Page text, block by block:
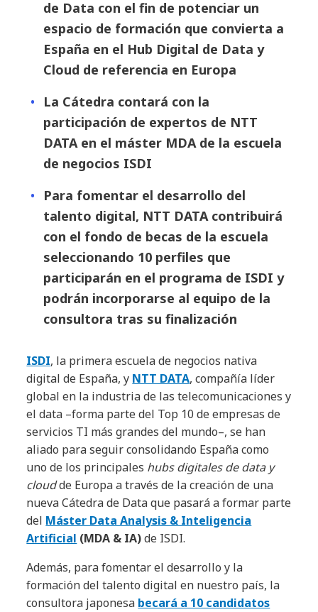
de Data con el fin de potenciar un
espacio de formación que convierta a
España en el Hub Digital de Data y
Cloud de referencia en Europa
La Cátedra contará con la
participación de expertos de NTT
DATA en el máster MDA de la escuela
de negocios ISDI
Para fomentar el desarrollo del
talento digital, NTT DATA contribuirá
con el fondo de becas de la escuela
seleccionando 10 perfiles que
participarán en el programa de ISDI y
podrán incorporarse al equipo de la
consultora tras su finalización
ISDI, la primera escuela de negocios nativa
digital de España, y NTT DATA, compañía líder
global en la industria de las telecomunicaciones y
el data –forma parte del Top 10 de empresas de
servicios TI más grandes del mundo–, se han
aliado para seguir consolidando España como
uno de los principales hubs digitales de data y
cloudde Europa a través de la creación de una
nueva Cátedra de Data que pasará a formar parte
del Máster Data Analysis & Inteligencia
Artificial (MDA & IA)de ISDI.
Además, para fomentar el desarrollo y la
formación del talento digital en nuestro país, la
consultora japonesa becará a 10 candidatos